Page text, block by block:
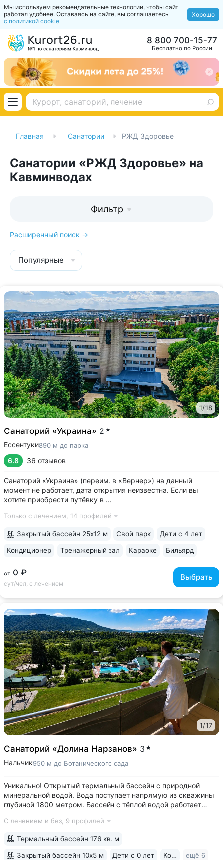
Мы используем рекомендательные технологии, чтобы сайт
работал удобнее. Оставаясь на сайте, вы соглашаетесь
с политикой cookie
Хорошо
Бесплатно по России
8 800 700-15-77
Главная Санатории РЖД Здоровье
Санатории «РЖД Здоровье» на
Кавминводах
Фильтр
Расширенный поиск →
Популярные
1/18
Санаторий «Украина» 2
Ессентуки890 м до парка
6.8 36 отзывов
Санаторий «Украина» (переим. в «Вернер») на данный
момент не работает, дата открытия неизвестна. Если вы
хотите приобрести путёвку в ...
Только с лечением, 14 профилей
от 0 ₽
сут/чел, с лечением
Выбрать
Закрытый бассейн 25х12 м Свой парк Дети с 4 лет
Кондиционер Тренажерный зал Караоке Бильярд
1/17
Санаторий «Долина Нарзанов» 3
Нальчик950 м до Ботанического сада
Уникально! Открытый термальный бассейн с природной
минеральной водой. Вода поступает напрямую из скважины
глубиной 1800 метром. Бассейн с тёплой водой работает
экологической зоне Долинск, на высоте 555 м над уровнем
С лечением и без, 9 профилей
Термальный бассейн 176 кв. м
Закрытый бассейн 10х5 м Дети с 0 лет Кондиционер ещё 6